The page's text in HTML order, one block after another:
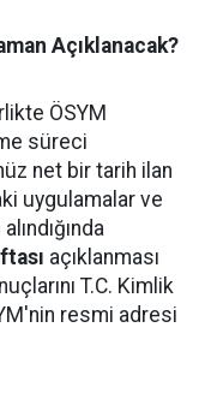
Açıklanacak?
ÖSYM
süreci
net bir tarih ilan
uygulamalar ve
açıklanması
T.C. Kimlik
resmi adresi